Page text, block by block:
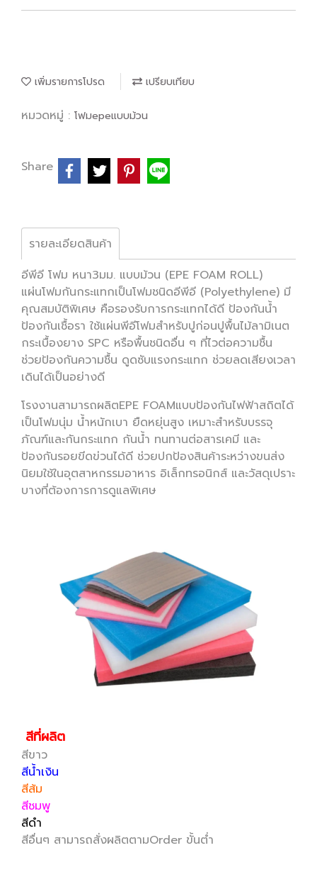
เพิ่มรายการโปรด เปรียบเทียบ
หมวดหมู่ : โฟมepeแบบม้วน
Share
รายละเอียดสินค้า
อีพีอี โฟม หนา3มม. แบบม้วน (EPE FOAM ROLL)
แผ่นโฟมกันกระแทกเป็นโฟมชนิดอีพีอี (Polyethylene) มี
คุณสมบัติพิเศษ คือรองรับการกระแทกได้ดี ป้องกันน้ำ
ป้องกันเชื้อรา ใช้แผ่นพีอีโฟมสำหรับปูก่อนปูพื้นไม้ลามิเนต
กระเบื้องยาง SPC หรือพื้นชนิดอื่น ๆ ที่ไวต่อความชื้น
ช่วยป้องกันความชื้น ดูดซับแรงกระแทก ช่วยลดเสียงเวลา
เดินได้เป็นอย่างดี
โรงงานสามารถผลิตEPE FOAMแบบป้องกันไฟฟ้าสถิตได้
เป็นโฟมนุ่ม น้ำหนักเบา ยืดหยุ่นสูง เหมาะสำหรับบรรจุ
ภัณฑ์และกันกระแทก กันน้ำ ทนทานต่อสารเคมี และ
ป้องกันรอยขีดข่วนได้ดี ช่วยปกป้องสินค้าระหว่างขนส่ง
นิยมใช้ในอุตสาหกรรมอาหาร อิเล็กทรอนิกส์ และวัสดุเปราะ
บางที่ต้องการการดูแลพิเศษ
สีที่ผลิต
สีขาว
สีน้ำเงิน
สีส้ม
สีชมพู
สีดำ
สีอื่นๆ สามารถสั่งผลิตตามOrder ขั้นต่ำ